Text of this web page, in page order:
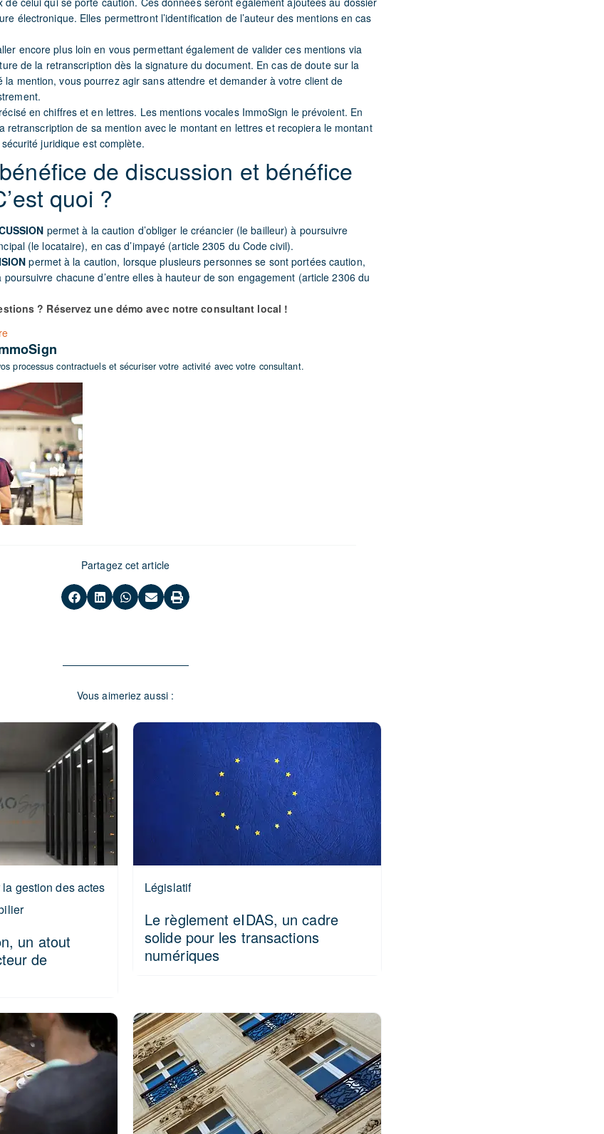
électronique. Elles permettront l’identification de l’auteur des mentions en cas
encore plus loin en vous permettant également de valider ces mentions via
de la retranscription dès la signature du document. En cas de doute sur la
la mention, vous pourrez agir sans attendre et demander à votre client de
en chiffres et en lettres. Les mentions vocales ImmoSign le prévoient. En
retranscription de sa mention avec le montant en lettres et recopiera le montant
juridique est complète.
de discussion et bénéfice
quoi ?
permet à la caution d’obliger le créancier (le bailleur) à poursuivre
(le locataire), en cas d’impayé (article 2305 du Code civil).
permet à la caution, lorsque plusieurs personnes se sont portées caution,
poursuivre chacune d’entre elles à hauteur de son engagement (article 2306 du
? Réservez une démo avec notre consultant local !
processus contractuels et sécuriser votre activité avec votre consultant.
Partagez cet article
Vous aimeriez aussi :
gestion des actes
un atout
de
Législatif
Le règlement eIDAS, un cadre
solide pour les transactions
numériques